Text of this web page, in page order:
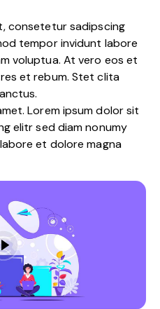
consetetur sadipscing
tempor invidunt labore
voluptua. At vero eos et
et rebum. Stet clita
Lorem ipsum dolor sit
elitr sed diam nonumy
et dolore magna